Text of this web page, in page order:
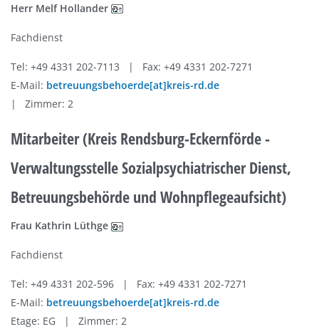
Herr Melf Hollander
Fachdienst
Tel: +49 4331 202-7113 | Fax: +49 4331 202-7271
E-Mail: betreuungsbehoerde[at]kreis-rd.de
| Zimmer: 2
Mitarbeiter (Kreis Rendsburg-Eckernförde -
Verwaltungsstelle Sozialpsychiatrischer Dienst,
Betreuungsbehörde und Wohnpflegeaufsicht)
Frau Kathrin Lüthge
Fachdienst
Tel: +49 4331 202-596 | Fax: +49 4331 202-7271
E-Mail: betreuungsbehoerde[at]kreis-rd.de
Etage: EG | Zimmer: 2